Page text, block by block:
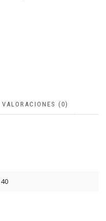
VALORACIONES (0)
40